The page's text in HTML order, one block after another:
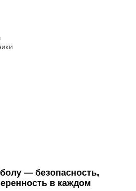
— безопасность,
в каждом